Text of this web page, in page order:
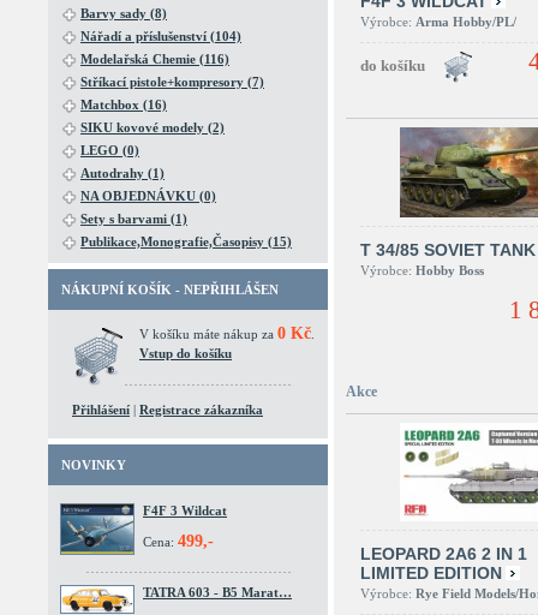
Barvy sady (8)
Nářadí a příslušenství (104)
Modelařská Chemie (116)
Stříkací pistole+kompresory (7)
Matchbox (16)
SIKU kovové modely (2)
LEGO (0)
Autodrahy (1)
NA OBJEDNÁVKU (0)
Sety s barvami (1)
Publikace,Monografie,Časopisy (15)
NÁKUPNÍ KOŠÍK - NEPŘIHLÁŠEN
V košíku máte nákup za 0 Kč
Vstup do košíku
Přihlášení | Registrace zákazníka
NOVINKY
F4F 3 Wildcat
Cena: 499,-
TATRA 603 - B5 Marat…
Výrobce: Arma Hobby/PL/
T 34/85 SOVIET TANK
Výrobce: Hobby Boss
1
Akce
LEOPARD 2A6 2 IN 1
LIMITED EDITION
Výrobce: Rye Field Models/